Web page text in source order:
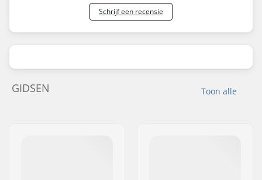
Schrijf een recensie
Toon alle
GIDSEN